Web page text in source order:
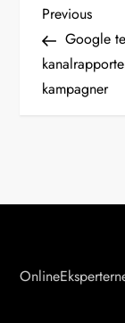
I
n
d
g
Previous
Post
Previous
Google
kampagner